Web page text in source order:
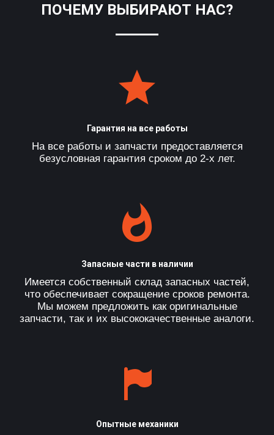
ПОЧЕМУ ВЫБИРАЮТ НАС?
Гарантия на все работы
На все работы и запчасти предоставляется
безусловная гарантия сроком до 2-х лет.
Запасные части в наличии
Имеется собственный склад запасных частей,
что обеспечивает сокращение сроков ремонта.
Мы можем предложить как оригинальные
запчасти, так и их высококачественные аналоги.
Опытные механики